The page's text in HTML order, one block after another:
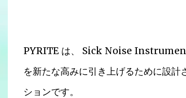
PYRITE は、 Sick Noise
を新たな高みに引き上げるために設
ションです。